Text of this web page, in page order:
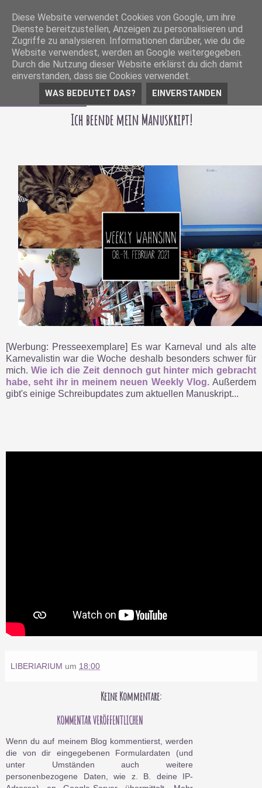
Ich beende mein Manuskript!
[Werbung: Presseexemplare] Es war Karneval und als alte
Karnevalistin war die Woche deshalb besonders schwer für
mich.Wie ich die Zeit dennoch gut hinter mich gebracht
habe, seht ihr in meinem neuen Weekly Vlog. Außerdem
gibt's einige Schreibupdates zum aktuellen Manuskript...
LIBERIARIUM um 18:00
Keine Kommentare:
KOMMENTAR VERÖFFENTLICHEN
Wenn du auf meinem Blog kommentierst, werden
die von dir eingegebenen Formulardaten (und
unter Umständen auch weitere
personenbezogene Daten, wie z. B. deine IP-
Diese Website verwendet Cookies von Google, um ihre
Dienste bereitzustellen, Anzeigen zu personalisieren und
Zugriffe zu analysieren. Informationen darüber, wie du die
Website verwendest, werden an Google weitergegeben.
Durch die Nutzung dieser Website erklärst du dich damit
einverstanden, dass sie Cookies verwendet.
WAS BEDEUTET DAS? EINVERSTANDEN